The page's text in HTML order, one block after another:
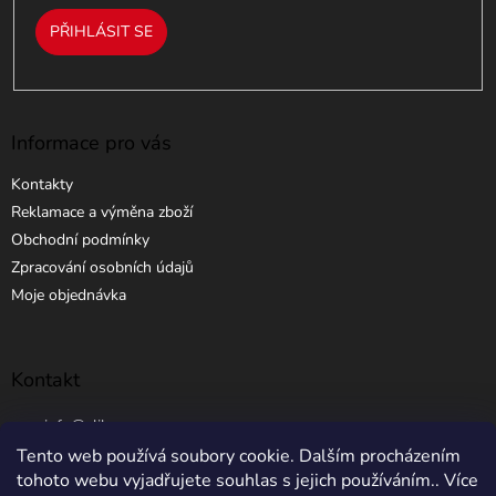
Tento web používá soubory cookie. Dalším procházením
tohoto webu vyjadřujete souhlas s jejich používáním.. Více
PŘIHLÁSIT SE
Informace pro vás
Kontakty
Reklamace a výměna zboží
Obchodní podmínky
Zpracování osobních údajů
Moje objednávka
Kontakt
info @ elibros.cz
+420 734 184 444